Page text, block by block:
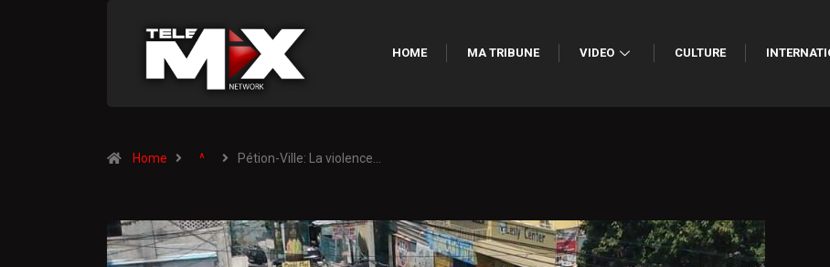
HOME MA TRIBUNE VIDEO CULTURE
Home ^ Pétion-Ville: La violence…